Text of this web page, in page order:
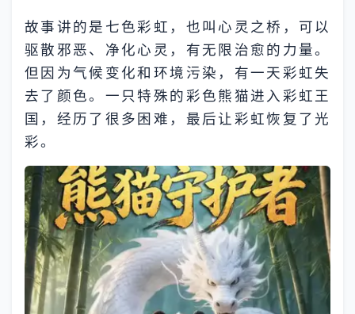
故事讲的是七色彩虹，也叫心灵之桥，可以
驱散邪恶、净化心灵，有无限治愈的力量。
但因为气候变化和环境污染，有一天彩虹失
去了颜色。一只特殊的彩色熊猫进入彩虹王
国，经历了很多困难，最后让彩虹恢复了光
彩。